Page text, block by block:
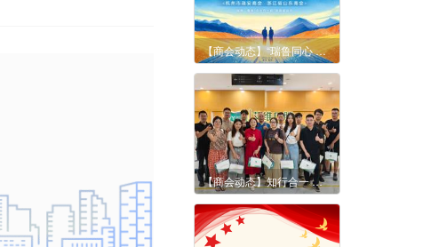
【商会动态】“瑞鲁同心 聚势共赢”杭州市瑞安商会六届三次会长办公会议暨“会长在一起”走进浙江省山东商会
【商会动态】知行合一 先舍后得--《青蓝问道》第五期